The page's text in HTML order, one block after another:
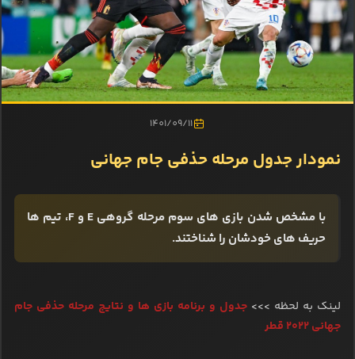
1401/09/11
نمودار جدول مرحله حذفی جام جهانی
با مشخص شدن بازی های سوم مرحله گروهی E و F، تیم ها
حریف های خودشان را شناختند.
لینک به لحظه >>> جدول و برنامه بازی ها و نتایج مرحله حذفی جام
جهانی ۲۰۲۲ قطر